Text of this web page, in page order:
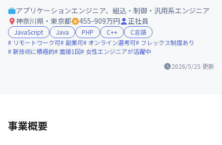
2026/5/25 更新
アプリケーションエンジニア、組込・制御・汎用系エンジニア
神奈川県・東京都
455-909万円 正社員
JavaScript Java PHP C++
C言語
リモートワーク可
副業可 オンライン選考可
フレックス制度あり
新技術に積極的
面接1回 女性エンジニアが活躍中
事業概要